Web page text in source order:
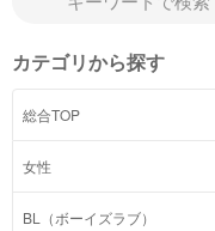
カテゴリから探す
総合TOP
女性
BL（ボーイズラブ）